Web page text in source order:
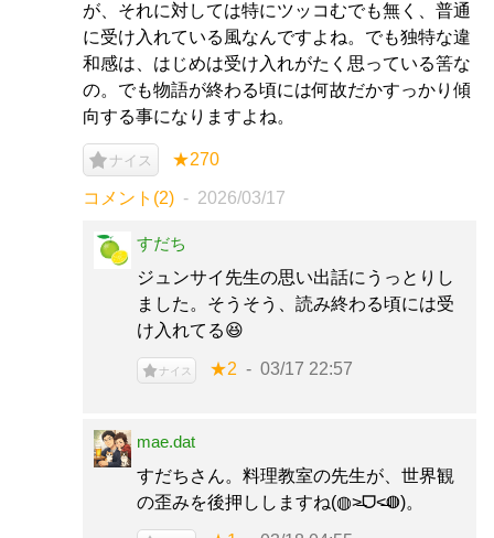
が、それに対しては特にツッコむでも無く、普通
に受け入れている風なんですよね。でも独特な違
和感は、はじめは受け入れがたく思っている筈な
の。でも物語が終わる頃には何故だかすっかり傾
向する事になりますよね。
ナイス ★270
コメント(2) 2026/03/17
すだち
ジュンサイ先生の思い出話にうっとりし
ました。そうそう、読み終わる頃には受
け入れてる😆
ナイス ★2 03/17 22:57
mae.dat
すだちさん。料理教室の先生が、世界観
の歪みを後押ししますね(◍˃̶ᗜ˂̶◍)。